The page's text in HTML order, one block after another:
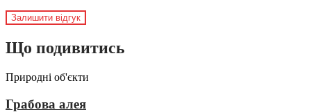
Залишити відгук
Що подивитись
Природні об'єкти
Грабова алея